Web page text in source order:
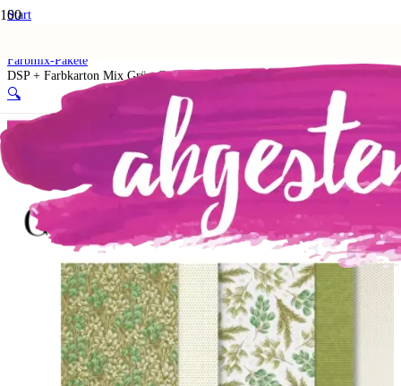
Start
Farbmix-Pakete
DSP + Farbkarton Mix Grün-Goldene Weihnachten
🔍